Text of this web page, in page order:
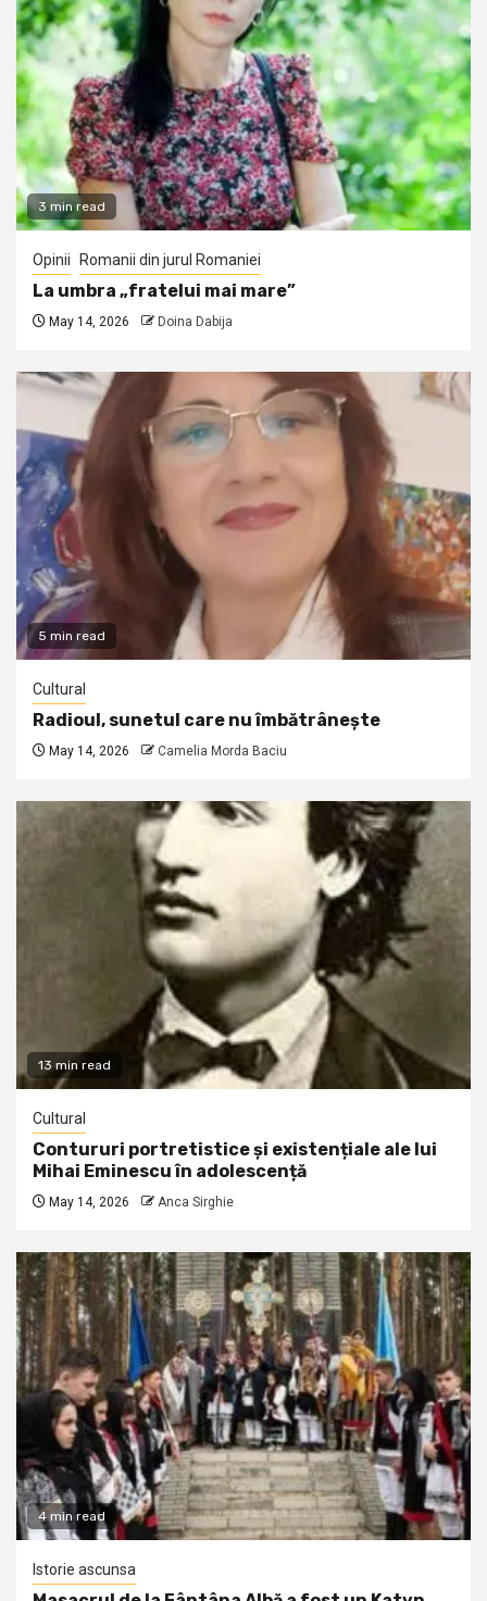
3 min read
Opinii Romanii din jurul Romaniei
La umbra „fratelui mai mare”
May 14, 2026 Doina Dabija
5 min read
Cultural
Radioul, sunetul care nu îmbătrânește
May 14, 2026 Camelia Morda Baciu
13 min read
Cultural
Contururi portretistice și existențiale ale lui
Mihai Eminescu în adolescență
May 14, 2026 Anca Sirghie
4 min read
Istorie ascunsa